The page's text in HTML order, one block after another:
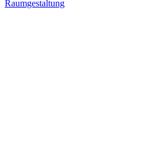
Raumgestaltung